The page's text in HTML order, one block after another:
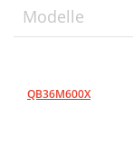
Modelle
QB36M600X